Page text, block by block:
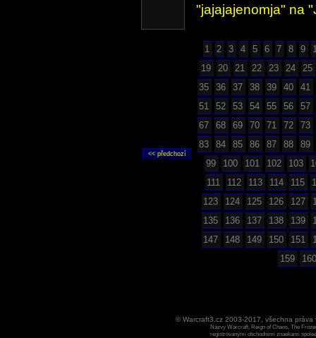
"jajajajenomja" na
1 2 3 4 5 6 7 8 9
19
20 21 22 23 24
25
35
36 37 38 39 40
41
51
52 53 54 55 56
57
67
68 69 70 71 72
73
83
84 85 86 87 88
89
99
100 101 102 103
111
112 113 114 115
123
124 125 126 127
135
136 137 138 139
147
148 149 150 151
159
160
© Warcraft3.cz 2003-2017, všechna
Názvy Warcraft, Reign of Chaos, The
registrovanými obchodními znaekami